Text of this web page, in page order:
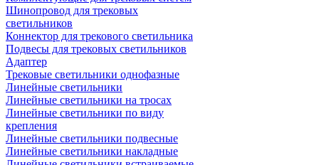
Шинопровод для трековых
светильников
Коннектор для трекового светильника
Подвесы для трековых светильников
Адаптер
Трековые светильники однофазные
Линейные светильники
Линейные светильники на тросах
Линейные светильники по виду
крепления
Линейные светильники подвесные
Линейные светильники накладные